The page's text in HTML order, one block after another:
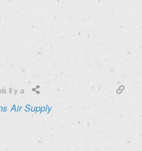
il y a
Air Supply